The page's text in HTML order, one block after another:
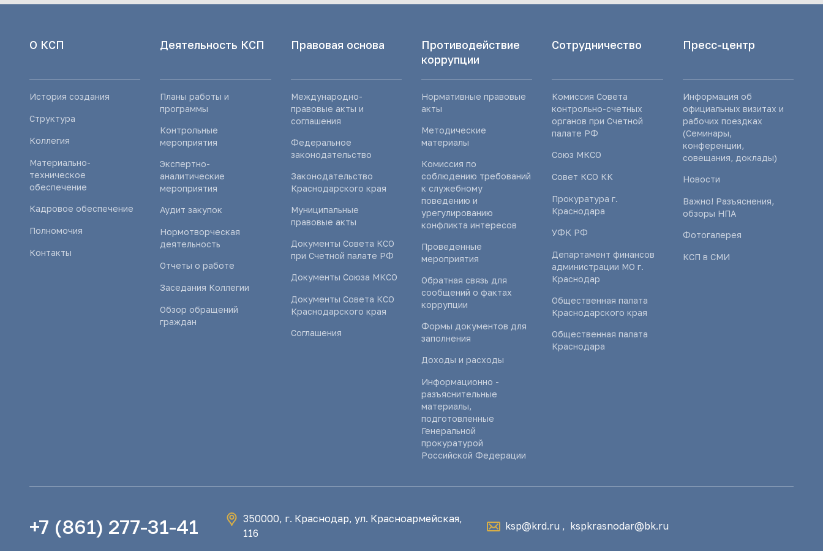
О КСП
История создания
Структура
Коллегия
Материально-
техническое
обеспечение
Кадровое обеспечение
Полномочия
Контакты
Деятельность КСП
Планы работы и
программы
Контрольные
мероприятия
Экспертно-
аналитические
мероприятия
Аудит закупок
Нормотворческая
деятельность
Отчеты о работе
Заседания Коллегии
Обзор обращений
граждан
Правовая основа
Международно-
правовые акты и
соглашения
Федеральное
законодательство
Законодательство
Краснодарского края
Муниципальные
правовые акты
Документы Совета КСО
при Счетной палате РФ
Документы Союза МКСО
Документы Совета КСО
Краснодарского края
Соглашения
Противодействие
коррупции
Нормативные правовые
акты
Методические
материалы
Комиссия по
соблюдению требований
к служебному
поведению и
урегулированию
конфликта интересов
Проведенные
мероприятия
Обратная связь для
сообщений о фактах
коррупции
Формы документов для
заполнения
Доходы и расходы
Информационно -
разъяснительные
материалы,
подготовленные
Генеральной
прокуратурой
Российской Федерации
Сотрудничество
Комиссия Совета
контрольно-счетных
органов при Счетной
палате РФ
Союз МКСО
Совет КСО КК
Прокуратура г.
Краснодара
УФК РФ
Департамент финансов
администрации МО г.
Краснодар
Общественная палата
Краснодарского края
Общественная палата
Краснодара
Пресс-центр
Информация об
официальных визитах и
рабочих поездках
(Семинары,
конференции,
совещания, доклады)
Новости
Важно! Разъяснения,
обзоры НПА
Фотогалерея
КСП в СМИ
+7 (861) 277-31-41
350000, г. Краснодар, ул. Красноармейская,
116
ksp@krd.ru , kspkrasnodar@bk.ru